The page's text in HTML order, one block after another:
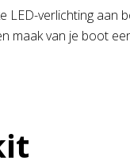
verlichting
van je boot